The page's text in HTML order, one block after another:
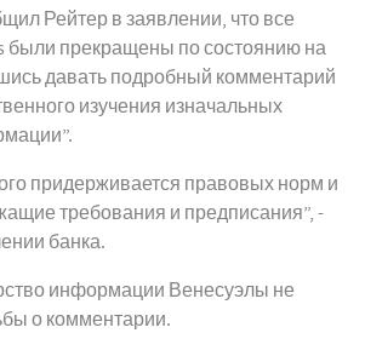
Рейтер в заявлении, что все
были прекращены по состоянию на
давать подробный комментарий
изучения изначальных
придерживается правовых норм и
требования и предписания”, -
банка.
информации Венесуэлы не
о комментарии.